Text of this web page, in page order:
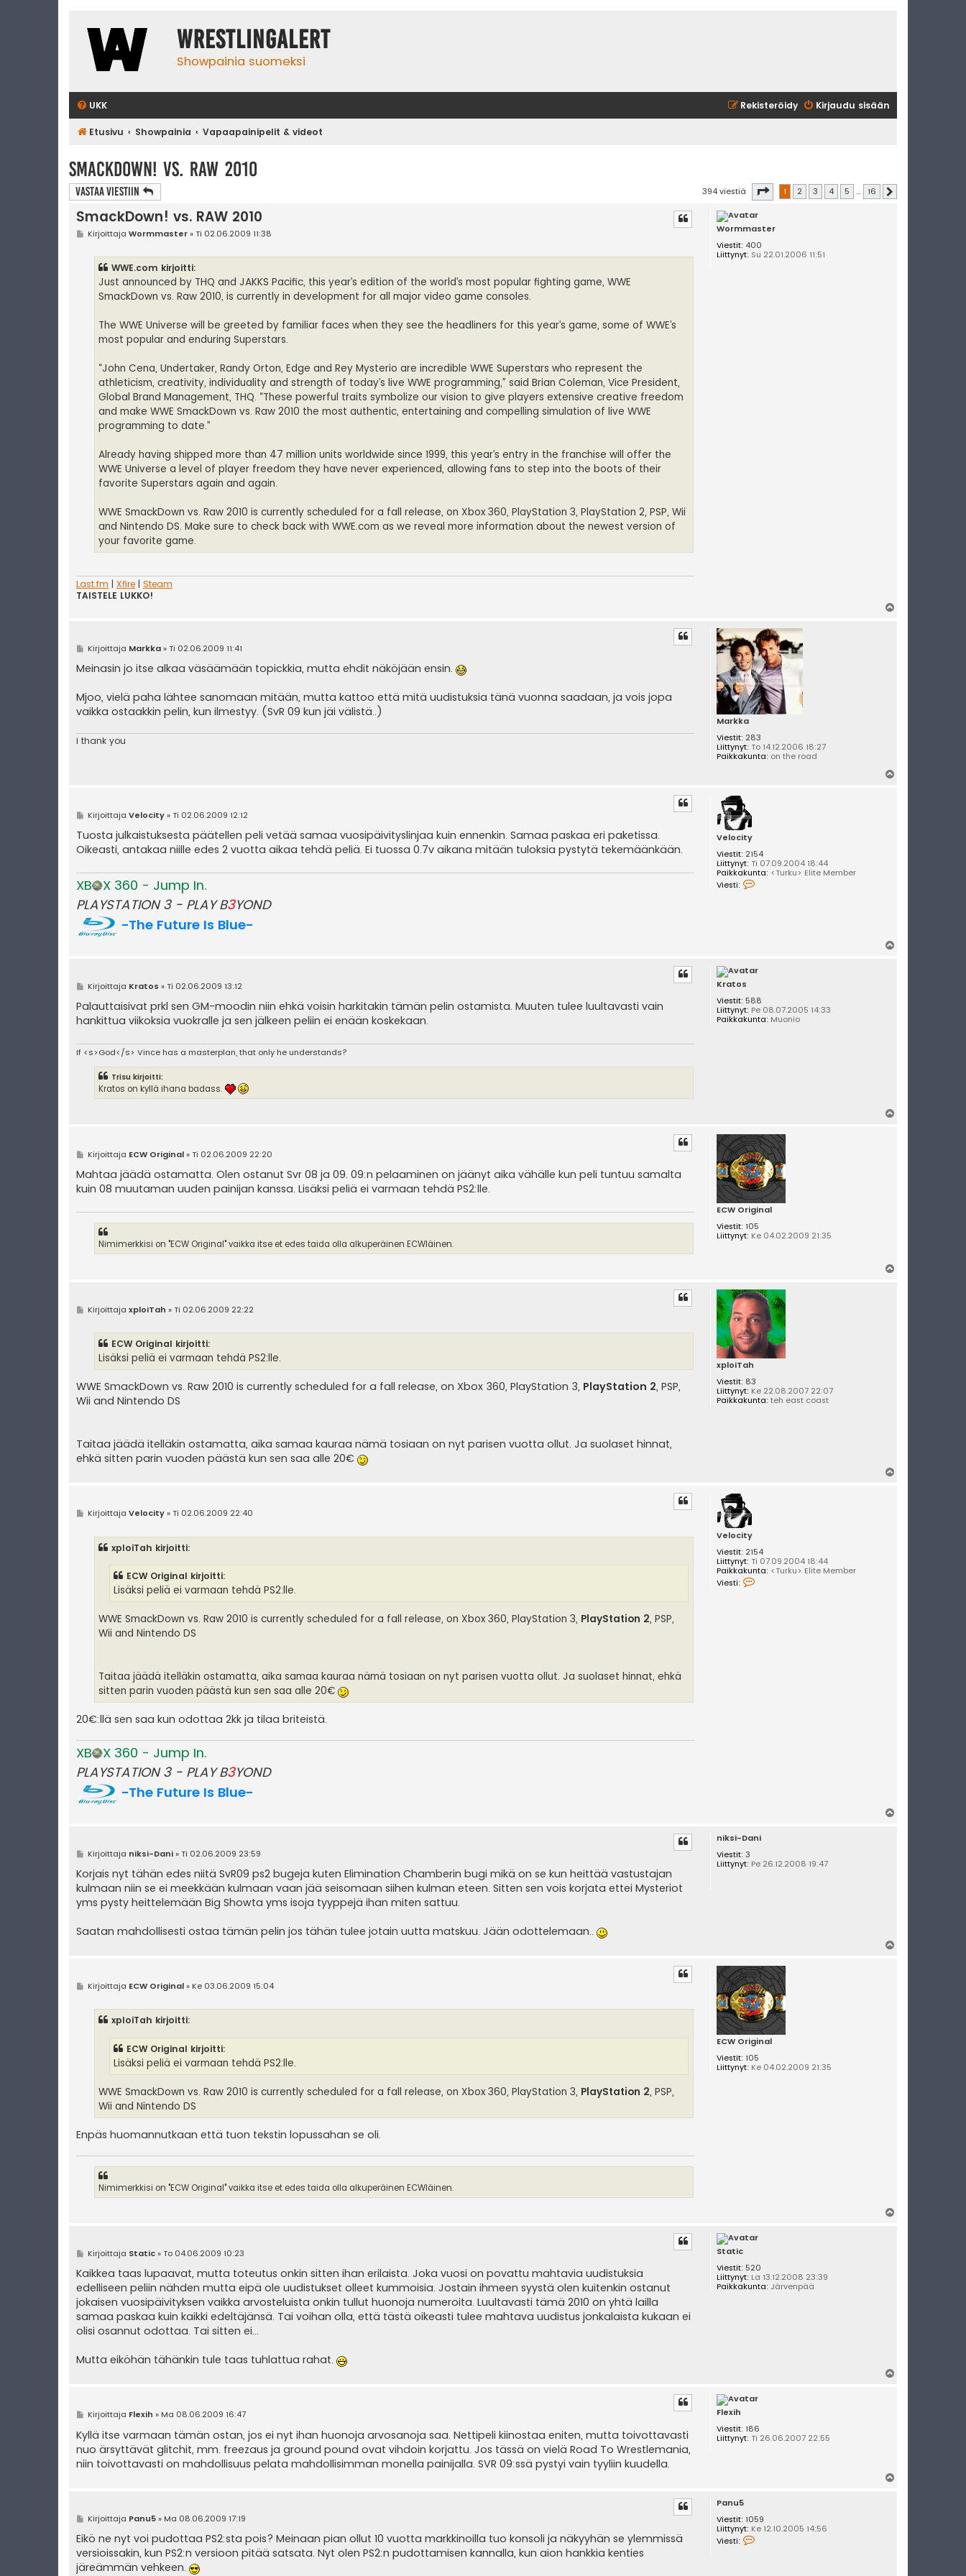
WrestlingAlert
Showpainia suomeksi
UKK Kirjaudu sisään
Rekisteröidy
Etusivu Showpainia Vapaapainipelit & videot
SmackDown! vs. RAW 2010
Vastaa Viestiin 394 viestiä Sivu 16
1 2 3 4 5 … 16
Wormmaster
Viestit: 400
Liittynyt: Su 22.01.2006 11:51
SmackDown! vs. RAW 2010
VKirjoittaja Wormmaster» Ti 02.06.2009 11:38
WWE.com kirjoitti:
Just announced by THQ and JAKKS Pacific, this year’s edition of the world’s most popular fighting game, WWE
SmackDown vs. Raw 2010, is currently in development for all major video game consoles.
The WWE Universe will be greeted by familiar faces when they see the headliners for this year’s game, some of WWE’s
most popular and enduring Superstars.
“John Cena, Undertaker, Randy Orton, Edge and Rey Mysterio are incredible WWE Superstars who represent the
athleticism, creativity, individuality and strength of today’s live WWE programming,” said Brian Coleman, Vice President,
Global Brand Management, THQ. “These powerful traits symbolize our vision to give players extensive creative freedom
and make WWE SmackDown vs. Raw 2010 the most authentic, entertaining and compelling simulation of live WWE
programming to date.”
Already having shipped more than 47 million units worldwide since 1999, this year’s entry in the franchise will offer the
WWE Universe a level of player freedom they have never experienced, allowing fans to step into the boots of their
favorite Superstars again and again.
WWE SmackDown vs. Raw 2010 is currently scheduled for a fall release, on Xbox 360, PlayStation 3, PlayStation 2, PSP, Wii
and Nintendo DS. Make sure to check back with WWE.com as we reveal more information about the newest version of
your favorite game.
Last.fm | Xfire | Steam
TAISTELE LUKKO!
Markka
Viestit: 283
Liittynyt: To 14.12.2006 18:27
Paikkakunta: on the road
V
e
s
i
Kirjoittaja Markka» Ti 02.06.2009 11:41
Meinasin jo itse alkaa väsäämään topickkia, mutta ehdit näköjään ensin.
Mjoo, vielä paha lähtee sanomaan mitään, mutta kattoo että mitä uudistuksia tänä vuonna saadaan, ja vois jopa
vaikka ostaakkin pelin, kun ilmestyy. (SvR 09 kun jäi välistä..)
i thank you
Velocity
Viestit: 2154
Liittynyt: Ti 07.09.2004 18:44
Paikkakunta: <Turku> Elite Member
Viesti:
c
y
V
e
s
t
Kirjoittaja Velocity» Ti 02.06.2009 12:12
Tuosta julkaistuksesta päätellen peli vetää samaa vuosipäivityslinjaa kuin ennenkin. Samaa paskaa eri paketissa.
Oikeasti, antakaa niille edes 2 vuotta aikaa tehdä peliä. Ei tuossa 0.7v aikana mitään tuloksia pystytä tekemäänkään.
XB
X 360 - Jump In.
PLAYSTATION 3 - PLAY B3YOND
-The Future Is Blue-
Kratos
Viestit: 588
Liittynyt: Pe 08.07.2005 14:33
Paikkakunta: Muonio
V
e
s
t
Kirjoittaja Kratos » Ti 02.06.2009 13:12
Palauttaisivat prkl sen GM-moodin niin ehkä voisin harkitakin tämän pelin ostamista. Muuten tulee luultavasti vain
hankittua viikoksia vuokralle ja sen jälkeen peliin ei enään koskekaan.
If <s>God</s> Vince has a masterplan, that only he understands?
Trisu kirjoitti:
Kratos on kyllä ihana badass.
ECW Original
Viestit: 105
Liittynyt: Ke 04.02.2009 21:35
V
e
s
t
Kirjoittaja ECW Original» Ti 02.06.2009 22:20
Mahtaa jäädä ostamatta. Olen ostanut Svr 08 ja 09. 09:n pelaaminen on jäänyt aika vähälle kun peli tuntuu samalta
kuin 08 muutaman uuden painijan kanssa. Lisäksi peliä ei varmaan tehdä PS2:lle.
Nimimerkkisi on "ECW Original" vaikka itse et edes taida olla alkuperäinen ECWläinen.
xploiTah
Viestit: 83
Liittynyt: Ke 22.08.2007 22:07
Paikkakunta: teh east coast
VKirjoittaja xploiTah » Ti 02.06.2009 22:22
ECW Original kirjoitti:
Lisäksi peliä ei varmaan tehdä PS2:lle.
WWE SmackDown vs. Raw 2010 is currently scheduled for a fall release, on Xbox 360, PlayStation 3, PlayStation 2, PSP,
Wii and Nintendo DS
Taitaa jäädä itelläkin ostamatta, aika samaa kauraa nämä tosiaan on nyt parisen vuotta ollut. Ja suolaset hinnat,
ehkä sitten parin vuoden päästä kun sen saa alle 20€
Velocity
Viestit: 2154
Liittynyt: Ti 07.09.2004 18:44
Paikkakunta: <Turku> Elite Member
Viesti:
VKirjoittaja Velocity» Ti 02.06.2009 22:40
xploiTah kirjoitti:
ECW Original kirjoitti:
Lisäksi peliä ei varmaan tehdä PS2:lle.
WWE SmackDown vs. Raw 2010 is currently scheduled for a fall release, on Xbox 360, PlayStation 3, PlayStation 2, PSP,
Wii and Nintendo DS
Taitaa jäädä itelläkin ostamatta, aika samaa kauraa nämä tosiaan on nyt parisen vuotta ollut. Ja suolaset hinnat, ehkä
sitten parin vuoden päästä kun sen saa alle 20€
20€:llä sen saa kun odottaa 2kk ja tilaa briteistä.
XB
X 360 - Jump In.
PLAYSTATION 3 - PLAY B3YOND
-The Future Is Blue-
niksi-Dani
Viestit: 3
Liittynyt: Pe 26.12.2008 19:47
V
e
s
t
i
Kirjoittaja niksi-Dani» Ti 02.06.2009 23:59
Korjais nyt tähän edes niitä SvR09 ps2 bugeja kuten Elimination Chamberin bugi mikä on se kun heittää vastustajan
kulmaan niin se ei meekkään kulmaan vaan jää seisomaan siihen kulman eteen. Sitten sen vois korjata ettei Mysteriot
yms pysty heittelemään Big Showta yms isoja tyyppejä ihan miten sattuu.
Saatan mahdollisesti ostaa tämän pelin jos tähän tulee jotain uutta matskuu. Jään odottelemaan..
ECW Original
Viestit: 105
Liittynyt: Ke 04.02.2009 21:35
VKirjoittaja ECW Original» Ke 03.06.2009 15:04
xploiTah kirjoitti:
ECW Original kirjoitti:
Lisäksi peliä ei varmaan tehdä PS2:lle.
WWE SmackDown vs. Raw 2010 is currently scheduled for a fall release, on Xbox 360, PlayStation 3, PlayStation 2, PSP,
Wii and Nintendo DS
Enpäs huomannutkaan että tuon tekstin lopussahan se oli.
Nimimerkkisi on "ECW Original" vaikka itse et edes taida olla alkuperäinen ECWläinen.
Static
Viestit: 520
Liittynyt: La 13.12.2008 23:39
Paikkakunta: Järvenpää
V
e
s
t
i
Kirjoittaja Static» To 04.06.2009 10:23
Kaikkea taas lupaavat, mutta toteutus onkin sitten ihan erilaista. Joka vuosi on povattu mahtavia uudistuksia
edelliseen peliin nähden mutta eipä ole uudistukset olleet kummoisia. Jostain ihmeen syystä olen kuitenkin ostanut
jokaisen vuosipäivityksen vaikka arvosteluista onkin tullut huonoja numeroita. Luultavasti tämä 2010 on yhtä lailla
samaa paskaa kuin kaikki edeltäjänsä. Tai voihan olla, että tästä oikeasti tulee mahtava uudistus jonkalaista kukaan ei
olisi osannut odottaa. Tai sitten ei...
Mutta eiköhän tähänkin tule taas tuhlattua rahat.
Flexih
Viestit: 186
Liittynyt: Ti 26.06.2007 22:55
V
e
s
t
i
Kirjoittaja Flexih » Ma 08.06.2009 16:47
Kyllä itse varmaan tämän ostan, jos ei nyt ihan huonoja arvosanoja saa. Nettipeli kiinostaa eniten, mutta toivottavasti
nuo ärsyttävät glitchit, mm. freezaus ja ground pound ovat vihdoin korjattu. Jos tässä on vielä Road To Wrestlemania,
niin toivottavasti on mahdollisuus pelata mahdollisimman monella painijalla. SVR 09:ssä pystyi vain tyyliin kuudella.
Panu5
Viestit: 1059
Liittynyt: Ke 12.10.2005 14:56
Viesti:
V
e
s
t
i
Kirjoittaja Panu5» Ma 08.06.2009 17:19
Eikö ne nyt voi pudottaa PS2:sta pois? Meinaan pian ollut 10 vuotta markkinoilla tuo konsoli ja näkyyhän se ylemmissä
versioissakin, kun PS2:n versioon pitää satsata. Nyt olen PS2:n pudottamisen kannalla, kun aion hankkia kenties
järeämmän vehkeen.